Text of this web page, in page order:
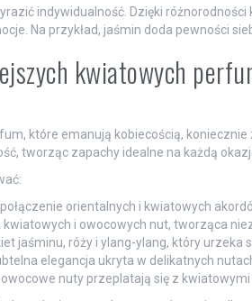
indywidualność. Dzięki
Na przykład, jaśmin doda pewności
kwiatowych
które emanują kobiecością,
tworząc zapachy idealne na każdą
orientalnych i kwiatowych
kwiatowych i owocowych nut, tworząca
jaśminu, róży i ylang-ylang, który urzeka
elegancja ukryta w delikatnych
nuty przeplatają się z kwiatowymi